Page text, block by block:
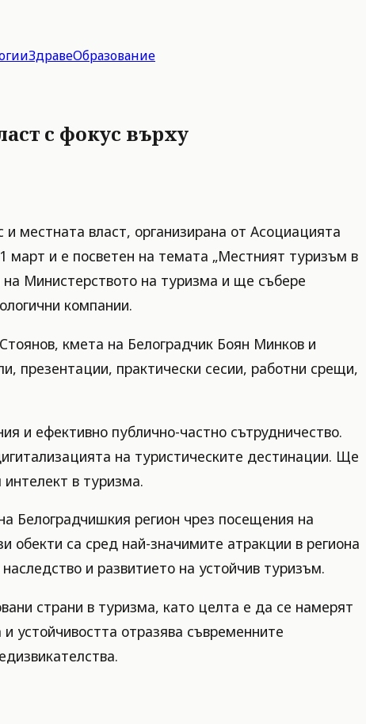
ЗдравеОбразование
с фокус върху
местната власт, организирана от Асоциацията
март и е посветен на темата „Местният туризъм в
на Министерството на туризма и ще събере
компании.
кмета на Белоградчик Боян Минков и
презентации, практически сесии, работни срещи,
и ефективно публично-частно сътрудничество.
на туристическите дестинации. Ще
в туризма.
Белоградчишкия регион чрез посещения на
обекти са сред най-значимите атракции в региона
и развитието на устойчив туризъм.
страни в туризма, като целта е да се намерят
устойчивостта отразява съвременните